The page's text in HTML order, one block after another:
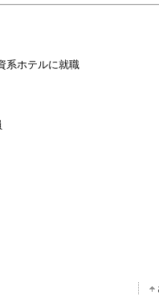
系ホテルに就職